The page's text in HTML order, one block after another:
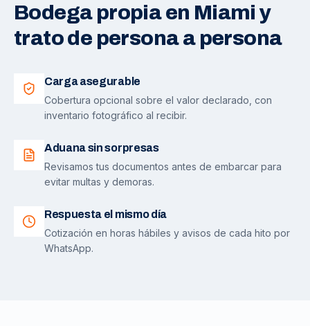
Bodega propia en Miami y
trato de persona a persona
Carga asegurable
Cobertura opcional sobre el valor declarado, con
inventario fotográfico al recibir.
Aduana sin sorpresas
Revisamos tus documentos antes de embarcar para
evitar multas y demoras.
Respuesta el mismo día
Cotización en horas hábiles y avisos de cada hito por
WhatsApp.